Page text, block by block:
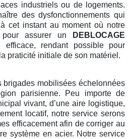
industriels ou de logements.
des dysfonctionnements qui
cet instant au moment où notre
assurer un
DEBLOCAGE
efficace, rendant possible pour
praticité initiale de son matériel.
brigades mobilisées échelonnées
parisienne. Peu importe de
vivant, d’une aire logistique,
locatif, notre service serons
efficacement afin de corriger au
système en acier. Notre service